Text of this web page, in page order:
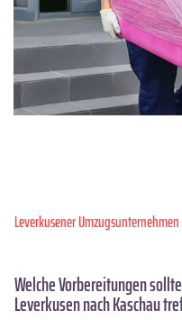
Leverkusener Umzugsunternehmen
Welche Vorbereitungen
Leverkusen nach Kaschau